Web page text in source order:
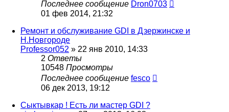
Последнее сообщение Dron0703
01 фев 2014, 21:32
Ремонт и обслуживание GDI в Дзержинске и
Н.Новгороде
Professor052 » 22 янв 2010, 14:33
2 Ответы
10548 Просмотры
Последнее сообщение fesco
06 дек 2013, 19:12
Сыктывкар ! Есть ли мастер GDI ?